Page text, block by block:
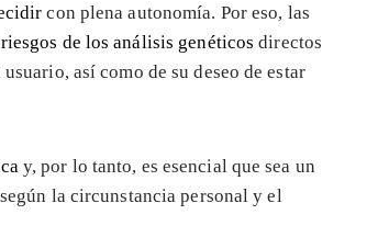
con plena autonomía. Por eso, las
riesgos de los análisis genéticos directos
así como de su deseo de estar
y, por lo tanto, es esencial que sea un
la circunstancia personal y el